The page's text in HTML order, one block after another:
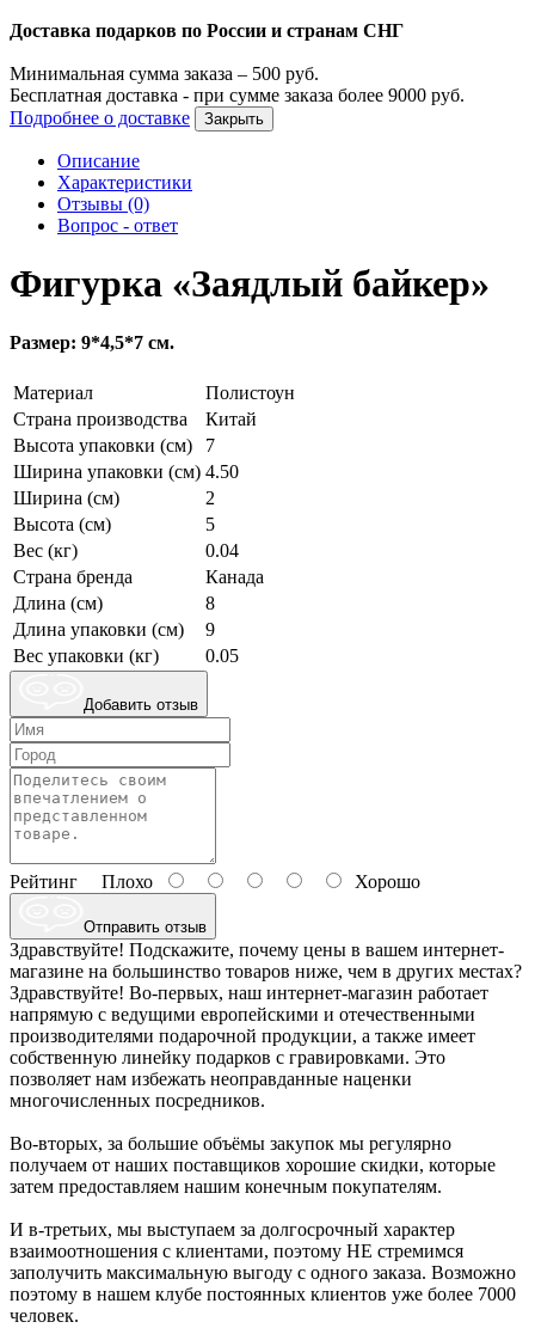
Доставка подарков по России и странам СНГ
Минимальная сумма заказа – 500 руб.
Бесплатная доставка - при сумме заказа более 9000 руб.
Подробнее о доставке
Закрыть
Описание
Характеристики
Отзывы (0)
Вопрос - ответ
Фигурка «Заядлый байкер»
Размер: 9*4,5*7 см.
Материал
Полистоун
Страна производства
Китай
Высота упаковки (см)
7
Ширина упаковки (см) 4.50
Ширина (см)
2
Высота (см)
5
Вес (кг)
0.04
Страна бренда
Канада
Длина (см)
8
Длина упаковки (см)
9
Вес упаковки (кг)
0.05
Добавить отзыв
Рейтинг Плохо Хорошо
Отправить отзыв
Здравствуйте! Подскажите, почему цены в вашем интернет-
магазине на большинство товаров ниже, чем в других местах?
Здравствуйте! Во-первых, наш интернет-магазин работает
напрямую с ведущими европейскими и отечественными
производителями подарочной продукции, а также имеет
собственную линейку подарков с гравировками. Это
позволяет нам избежать неоправданные наценки
многочисленных посредников.
Во-вторых, за большие объёмы закупок мы регулярно
получаем от наших поставщиков хорошие скидки, которые
затем предоставляем нашим конечным покупателям.
И в-третьих, мы выступаем за долгосрочный характер
взаимоотношения с клиентами, поэтому НЕ стремимся
заполучить максимальную выгоду с одного заказа. Возможно
поэтому в нашем клубе постоянных клиентов уже более 7000
человек.